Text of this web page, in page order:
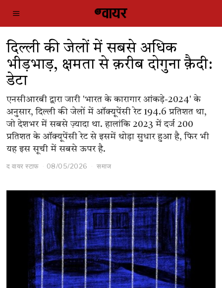
दिल्ली की जेलों में सबसे अधिक
भीड़भाड़, क्षमता से क़रीब दोगुना क़ैदी:
डेटा
एनसीआरबी द्वारा जारी 'भारत के कारागार आंकड़े-2024' के
अनुसार, दिल्ली की जेलों में ऑक्यूपेंसी रेट 194.6 प्रतिशत था,
जो देशभर में सबसे ज़्यादा था. हालांकि 2023 में दर्ज 200
प्रतिशत के ऑक्यूपेंसी रेट से इसमें थोड़ा सुधार हुआ है, फिर भी
यह इस सूची में सबसे ऊपर है.
द वायर स्टाफ 08/05/2026 समाज